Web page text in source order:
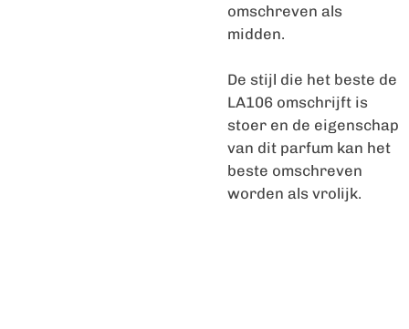
omschreven als
midden.
De stijl die het beste de
LA106 omschrijft is
stoer en de eigenschap
van dit parfum kan het
beste omschreven
worden als vrolijk.